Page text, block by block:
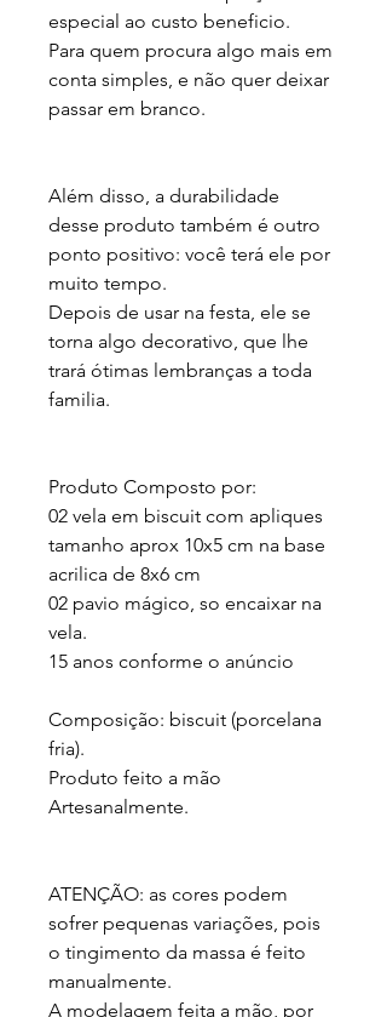
especial ao custo beneficio.
Para quem procura algo mais em
conta simples, e não quer deixar
passar em branco.
Além disso, a durabilidade
desse produto também é outro
ponto positivo: você terá ele por
muito tempo.
Depois de usar na festa, ele se
torna algo decorativo, que lhe
trará ótimas lembranças a toda
familia.
Produto Composto por:
02 vela em biscuit com apliques
tamanho aprox 10x5 cm na base
acrilica de 8x6 cm
02 pavio mágico, so encaixar na
vela.
15 anos conforme o anúncio
Composição: biscuit (porcelana
fria).
Produto feito a mão
Artesanalmente.
ATENÇÃO: as cores podem
sofrer pequenas variações, pois
o tingimento da massa é feito
manualmente.
A modelagem feita a mão, por